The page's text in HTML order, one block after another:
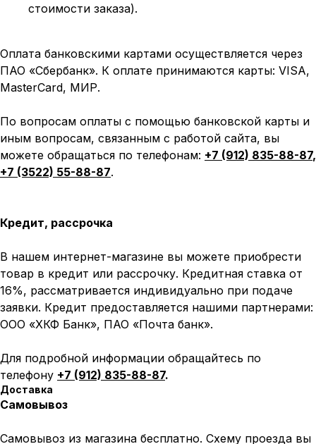
стоимости заказа).
Оплата банковскими картами осуществляется через
ПАО «Сбербанк». К оплате принимаются карты: VISA,
MasterCard, МИР.
По вопросам оплаты с помощью банковской карты и
иным вопросам, связанным с работой сайта, вы
можете обращаться по телефонам: +7 (912) 835-88-87,
+7 (3522) 55-88-87.
Кредит, рассрочка
В нашем интернет-магазине вы можете приобрести
товар в кредит или рассрочку. Кредитная ставка от
16%, рассматривается индивидуально при подаче
заявки. Кредит предоставляется нашими партнерами:
ООО «ХКФ Банк», ПАО «Почта банк».
Для подробной информации обращайтесь по
телефону +7 (912) 835-88-87.
Доставка
Самовывоз
Самовывоз из магазина бесплатно. Схему проезда вы